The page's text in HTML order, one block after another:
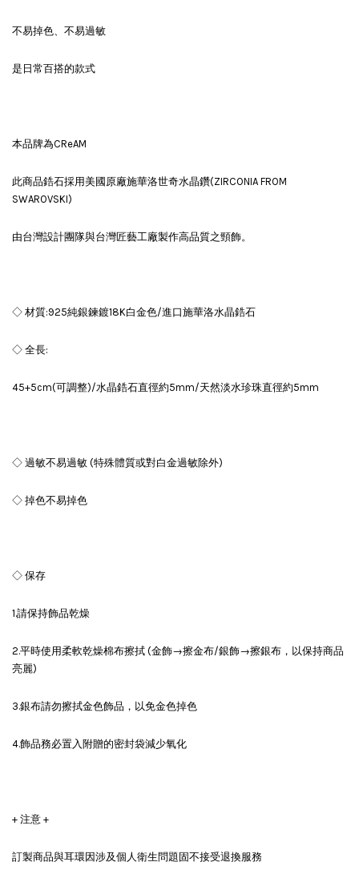
不易掉色、不易過敏
是日常百搭的款式
本品牌為CReAM
此商品鋯石採用美國原廠施華洛世奇水晶鑽(ZIRCONIA FROM
SWAROVSKI)
由台灣設計團隊與台灣匠藝工廠製作高品質之頸飾。
◇ 材質:925純銀鍊鍍18K白金色/進口施華洛水晶鋯石
◇ 全長:
45+5cm(可調整)/水晶鋯石直徑約5mm/天然淡水珍珠直徑約5mm
◇ 過敏不易過敏 (特殊體質或對白金過敏除外)
◇ 掉色不易掉色
◇ 保存
1.請保持飾品乾燥
2.平時使用柔軟乾燥棉布擦拭 (金飾→擦金布/銀飾→擦銀布，以保持商品
亮麗)
3.銀布請勿擦拭金色飾品，以免金色掉色
4.飾品務必置入附贈的密封袋減少氧化
+ 注意 +
訂製商品與耳環因涉及個人衛生問題固不接受退換服務